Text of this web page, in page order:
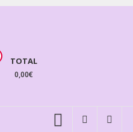
BIJOUX
TOTAL
0,00€